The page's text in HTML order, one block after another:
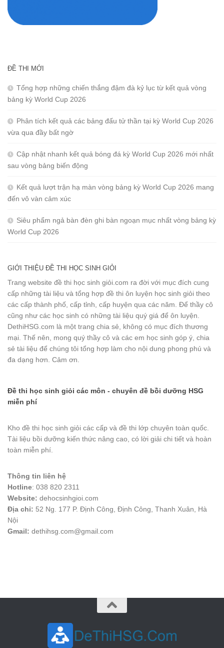
ĐỀ THI MỚI
Tổng hợp những chiến thắng đậm đà kỷ lục từ kết quả vòng
bảng kỳ World Cup 2026
Phân tích kết quả các bảng đấu tử thần tại kỳ World Cup 2026
vừa qua đầy bất ngờ
Cập nhật nhanh kết quả bóng đá kỳ World Cup 2026 mới nhất
sau vòng bảng biến động
Kết quả lượt trận hạ màn vòng bảng kỳ World Cup 2026 mang
đến vô vàn cảm xúc
Siêu phẩm ngả bàn đèn ghi bàn ngoạn mục nhất vòng bảng kỳ
World Cup 2026
GIỚI THIỆU ĐỀ THI HỌC SINH GIỎI
Trang website đề thi học sinh giỏi.com ra đời với mục đích cung
cấp những tài liệu và tổng hợp đề thi ôn luyện học sinh giỏi theo
các cấp thành phố, cấp tỉnh, cấp huyện qua các năm. Để thầy cô
cũng như các học sinh có những tài liệu quý giá để ôn luyện.
DethiHSG.com là một trang chia sẻ, không có mục đích thương
mại. Thế nên, mong quý thầy cô và các em học sinh góp ý, chia
sẻ tài liệu để chúng tôi tổng hợp làm cho nội dung phong phú và
đa dạng hơn. Cảm ơn.
Đề thi học sinh giỏi các môn - chuyên đề bồi dưỡng HSG
miễn phí
Kho đề thi học sinh giỏi các cấp và đề thi lớp chuyên toàn quốc.
Tài liệu bồi dưỡng kiến thức nâng cao, có lời giải chi tiết và hoàn
toàn miễn phí.
Thông tin liên hệ
Hotline: 038 820 2311
Website: dehocsinhgioi.com
Địa chỉ: 52 Ng. 177 P. Định Công, Định Công, Thanh Xuân, Hà
Nội
Gmail: dethihsg.com@gmail.com